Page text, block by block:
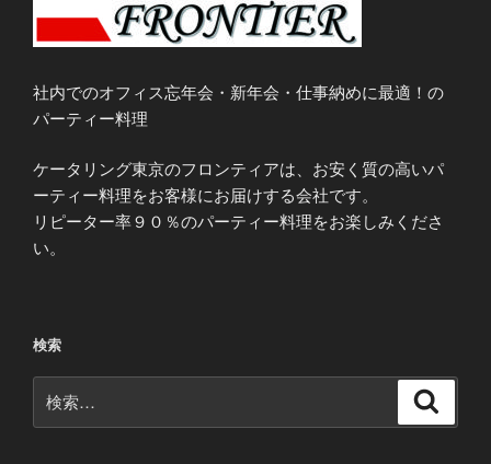
社内でのオフィス忘年会・新年会・仕事納めに最適！の
パーティー料理
ケータリング東京のフロンティアは、お安く質の高いパ
ーティー料理をお客様にお届けする会社です。
リピーター率９０％のパーティー料理をお楽しみくださ
い。
検索
索: